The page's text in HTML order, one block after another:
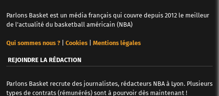
Parlons Basket est un média français qui couvre depuis 2012 le meilleur
de l'actualité du basketball américain (NBA)
Qui sommes nous ?| Cookies| Mentions légales
REJOINDRE LA RÉDACTION
Parlons Basket recrute des journalistes, rédacteurs NBA à Lyon. Plusieurs
types de contrats (rémunérés) sont à pourvoir dès maintenant !